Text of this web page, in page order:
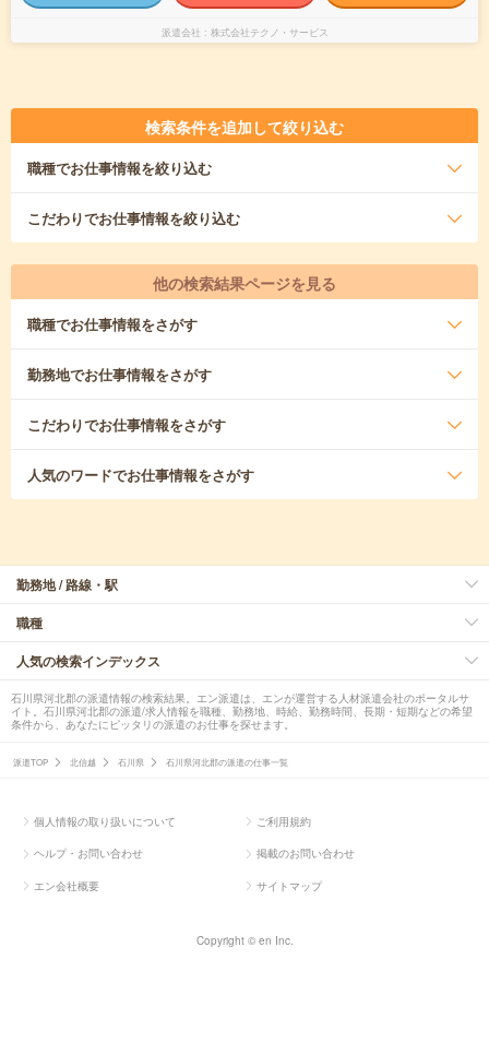
派遣会社 株式会社テクノ・サービス
検索条件を追加して絞り込む
職種でお仕事情報を絞り込む
こだわりでお仕事情報を絞り込む
他の検索結果ページを見る
職種でお仕事情報をさがす
勤務地でお仕事情報をさがす
こだわりでお仕事情報をさがす
人気のワードでお仕事情報をさがす
勤務地 / 路線・駅
職種
人気の検索インデックス
石川県河北郡の派遣情報の検索結果。エン派遣は、エンが運営する人材派遣会社のポータルサ
イト。石川県河北郡の派遣/求人情報を職種、勤務地、時給、勤務時間、長期・短期などの希望
条件から、あなたにピッタリの派遣のお仕事を探せます。
派遣TOP 北信越 石川県 石川県河北郡の派遣の仕事一覧
個人情報の取り扱いについて ご利用規約
ヘルプ・お問い合わせ 掲載のお問い合わせ
エン会社概要 サイトマップ
Copyright © en Inc.